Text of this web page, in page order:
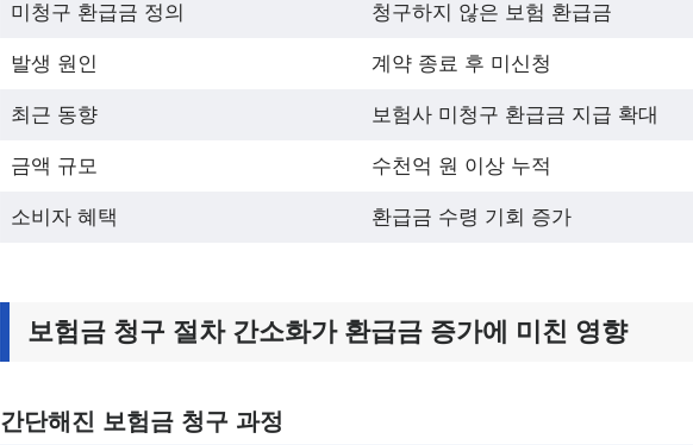
미청구 환급금 정의 청구하지 않은 보험 환급금
발생 원인 계약 종료 후 미신청
최근 동향 보험사 미청구 환급금 지급 확대
금액 규모 수천억 원 이상 누적
소비자 혜택 환급금 수령 기회 증가
보험금 청구 절차 간소화가 환급금 증가에 미친 영향
간단해진 보험금 청구 과정